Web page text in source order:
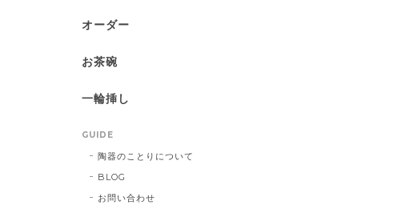
オーダー
お茶碗
一輪挿し
GUIDE
陶器のことりについて
BLOG
お問い合わせ